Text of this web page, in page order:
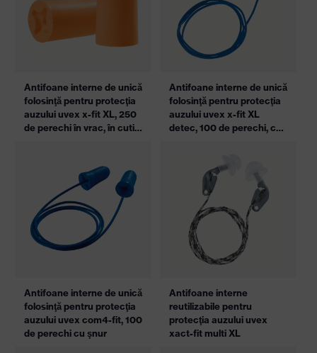
Antifoane interne de unică
folosinţă pentru protecţia
auzului uvex x-fit XL, 250
de perechi în vrac, în cutie
Antifoane interne de unică
folosinţă pentru protecţia
auzului uvex x-fit XL
detec, 100 de perechi, cu
Antifoane interne de unică
folosinţă pentru protecţia
auzului uvex com4-fit, 100
de perechi cu şnur
Antifoane interne
reutilizabile pentru
protecţia auzului uvex
xact-fit multi XL